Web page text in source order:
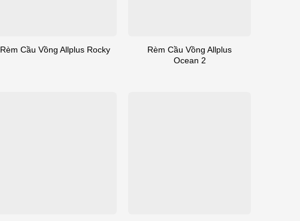
Rèm Cầu Vồng Allplus Rocky
Rèm Cầu Vồng Allplus
Ocean 2